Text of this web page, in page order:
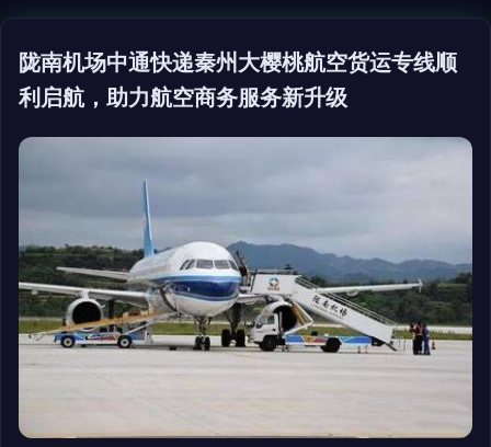
陇南机场中通快递秦州大樱桃航空货运专线顺
利启航，助力航空商务服务新升级